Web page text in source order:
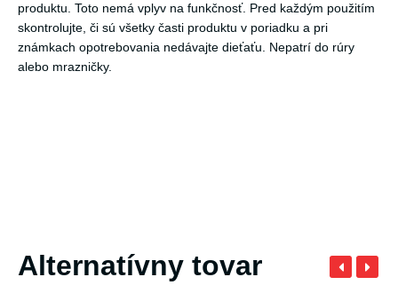
produktu. Toto nemá vplyv na funkčnosť. Pred každým použitím
skontrolujte, či sú všetky časti produktu v poriadku a pri
známkach opotrebovania nedávajte dieťaťu. Nepatrí do rúry
alebo mrazničky.
Alternatívny tovar